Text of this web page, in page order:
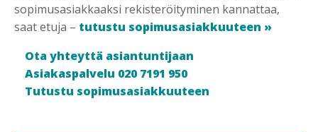
sopimusasiakkaaksi rekisteröityminen kannattaa,
saat etuja – tutustu sopimusasiakkuuteen »
Ota yhteyttä asiantuntijaan
Asiakaspalvelu 020 7191 950
Tutustu sopimusasiakkuuteen